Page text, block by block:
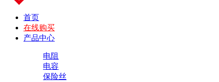
首页
在线购买
产品中心
电阻
电容
保险丝